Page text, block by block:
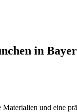
in
und eine